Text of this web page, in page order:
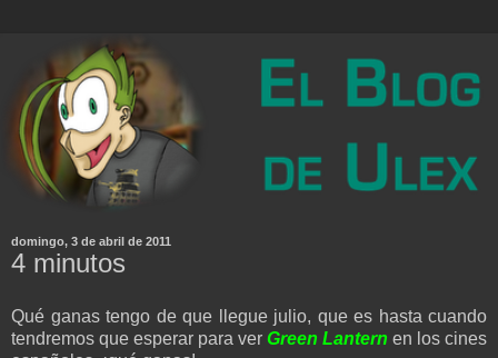
domingo, 3 de abril de 2011
4 minutos
Qué ganas tengo de que llegue julio, que es hasta cuando
tendremos que esperar para ver Green Lantern en los cines